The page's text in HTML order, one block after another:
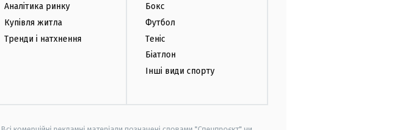
Аналітика ринку
Купівля житла
Тренди і натхнення
Бокс
Футбол
Теніс
Біатлон
Інші види спорту